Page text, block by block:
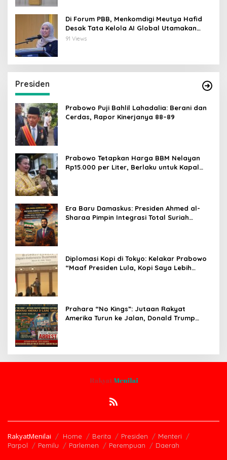
Di Forum PBB, Menkomdigi Meutya Hafid
Desak Tata Kelola AI Global Utamakan
Perlindungan Anak
91 Views
Presiden
Prabowo Puji Bahlil Lahadalia: Berani dan
Cerdas, Rapor Kinerjanya 88–89
Prabowo Tetapkan Harga BBM Nelayan
Rp15.000 per Liter, Berlaku untuk Kapal
Era Baru Damaskus: Presiden Ahmed al-
Sharaa Pimpin Integrasi Total Suriah
Diplomasi Kopi di Tokyo: Kelakar Prabowo
“Maaf Presiden Lula, Kopi Saya Lebih
Prahara “No Kings”: Jutaan Rakyat
Amerika Turun ke Jalan, Donald Trump
RakyatMenilai Home Berita Presiden
Menteri
Parpol
Pemilu Parlemen Perempuan Daerah